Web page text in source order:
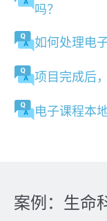
吗？
如何处理电
项目完成后
电子课程本
案例：生命